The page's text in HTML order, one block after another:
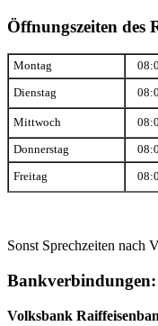
Öffnungszeiten des
Montag
Dienstag
Mittwoch
Donnerstag
Freitag
Sonst Sprechzeiten nach
Bankverbindungen:
Volksbank